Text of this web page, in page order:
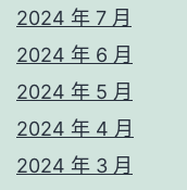
2024 年 7 月
2024 年 6 月
2024 年 5 月
2024 年 4 月
2024 年 3 月